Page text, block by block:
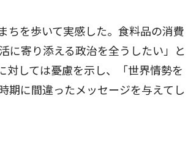
ちを歩いて実感した。食料品の消費
に寄り添える政治を全うしたい」と
対しては憂慮を示し、「世界情勢を
期に間違ったメッセージを与えてし